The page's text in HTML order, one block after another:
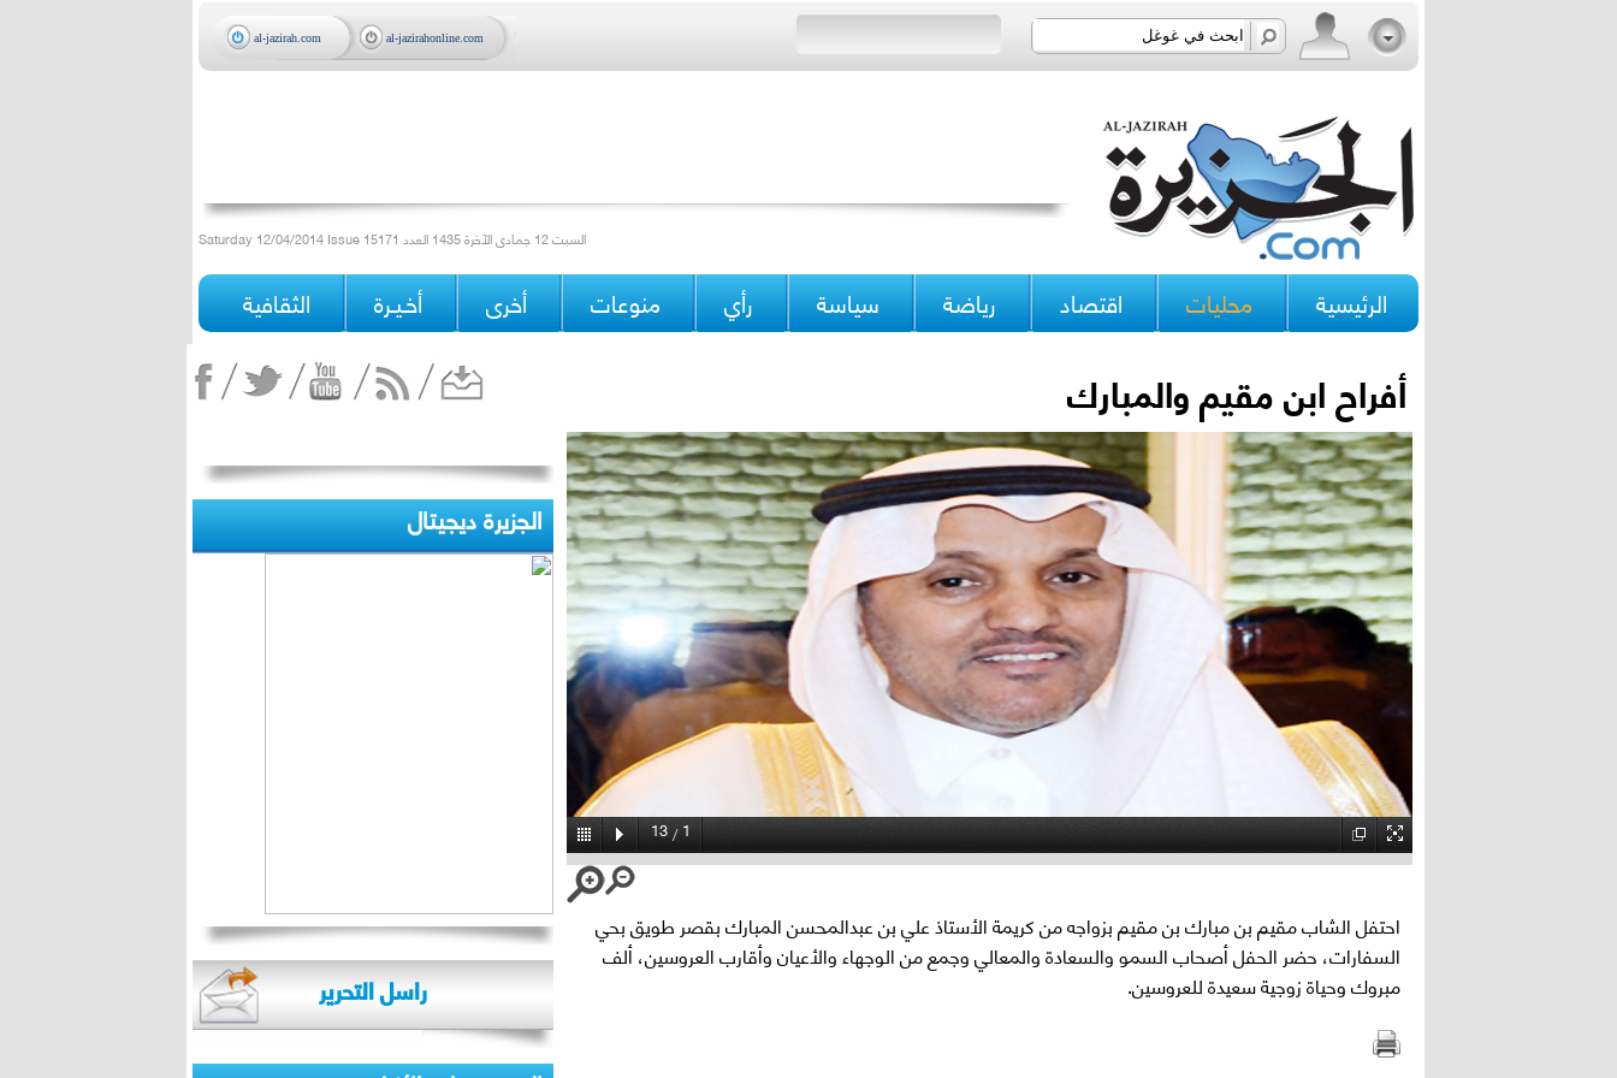
al-jazirah.com al-jazirahonline.com
Saturday 12/04/2014 Issue 15171 السبت 12 جمادى الآخرة 1435 العدد
الرئيسية محليات اقتصاد رياضة سياسة رأي منوعات أخرى أخـيـرة الثقافية
أفراح ابن مقيم والمبارك
1
/
13
احتفل الشاب مقيم بن مبارك بن مقيم بزواجه من كريمة الأستاذ علي بن عبدالمحسن المبارك بقصر طويق بحي
السفارات، حضر الحفل أصحاب السمو والسعادة والمعالي وجمع من الوجهاء والأعيان وأقارب العروسين، ألف
مبروك وحياة زوجية سعيدة للعروسين.
الجزيرة ديجيتال
راسل التحرير